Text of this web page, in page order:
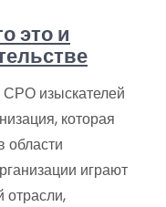
это и
изыскателей
которая
области
играют
отрасли,